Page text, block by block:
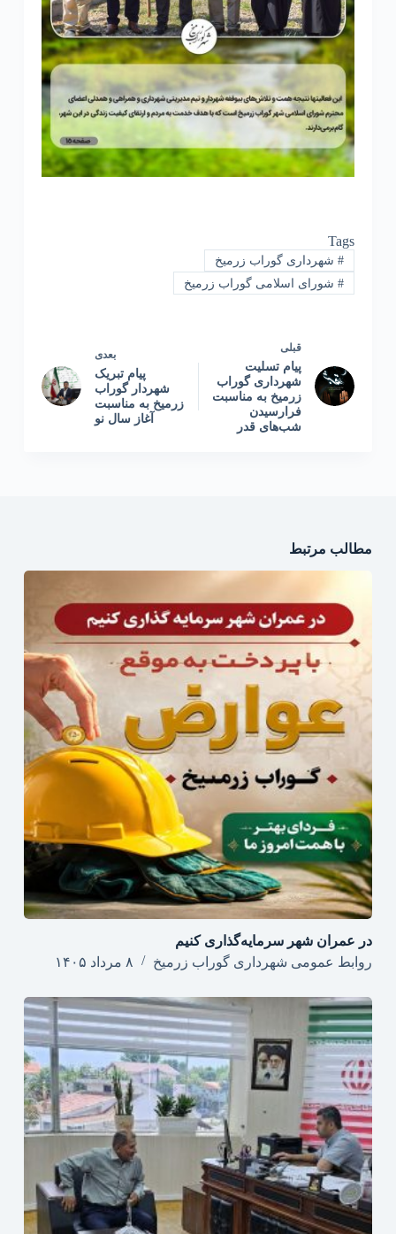
Tags
#شهرداری گوراب زرمیخ
#شورای اسلامی گوراب زرمیخ
قبلی
پیام تسلیت
شهرداری گوراب
زرمیخ به مناسبت
فرارسیدن
شب‌های قدر
بعدی
پیام تبریک
شهردار گوراب
زرمیخ به مناسبت
آغاز سال نو
مطالب مرتبط
در عمران شهر سرمایه‌گذاری کنیم
روابط عمومی شهرداری گوراب زرمیخ
۸ مرداد ۱۴۰۵